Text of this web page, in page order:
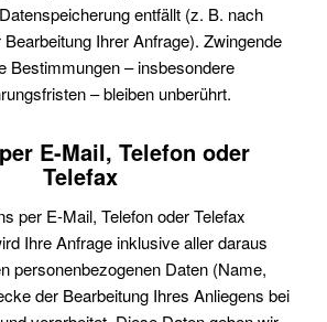
entfällt (z. B. nach
Ihrer Anfrage). Zwingende
Bestimmungen – insbesondere
– bleiben unberührt.
E-Mail, Telefon oder
Telefax
per E-Mail, Telefon oder Telefax
Ihre Anfrage inklusive aller daraus
personenbezogenen Daten (Name,
der Bearbeitung Ihres Anliegens bei